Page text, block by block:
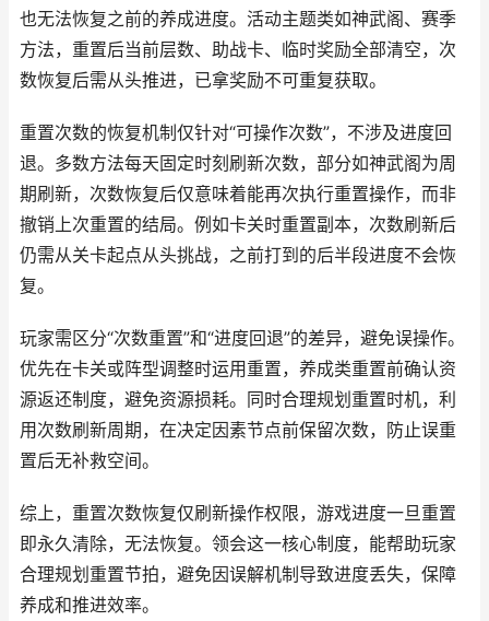
也无法恢复之前的养成进度。活动主题类如神武阁、赛季
方法，重置后当前层数、助战卡、临时奖励全部清空，次
数恢复后需从头推进，已拿奖励不可重复获取。
重置次数的恢复机制仅针对“可操作次数”，不涉及进度回
退。多数方法每天固定时刻刷新次数，部分如神武阁为周
期刷新，次数恢复后仅意味着能再次执行重置操作，而非
撤销上次重置的结局。例如卡关时重置副本，次数刷新后
仍需从关卡起点从头挑战，之前打到的后半段进度不会恢
复。
玩家需区分“次数重置”和“进度回退”的差异，避免误操作。
优先在卡关或阵型调整时运用重置，养成类重置前确认资
源返还制度，避免资源损耗。同时合理规划重置时机，利
用次数刷新周期，在决定因素节点前保留次数，防止误重
置后无补救空间。
综上，重置次数恢复仅刷新操作权限，游戏进度一旦重置
即永久清除，无法恢复。领会这一核心制度，能帮助玩家
合理规划重置节拍，避免因误解机制导致进度丢失，保障
养成和推进效率。